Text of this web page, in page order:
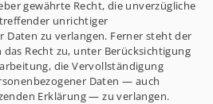
gewährte Recht, die unverzügliche
unrichtiger
Daten zu verlangen. Ferner steht der
Recht zu, unter Berücksichtigung
die Vervollständigung
Daten — auch
Erklärung — zu verlangen.